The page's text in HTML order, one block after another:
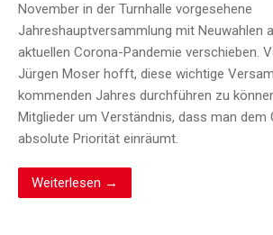
November in der Turnhalle vorgesehene
Jahreshauptversammlung mit Neuwahlen
aktuellen Corona-Pandemie verschieben.
Jürgen Moser hofft, diese wichtige
kommenden Jahres durchführen zu
Mitglieder um Verständnis, dass man dem
absolute Priorität einräumt.
Weiterlesen →